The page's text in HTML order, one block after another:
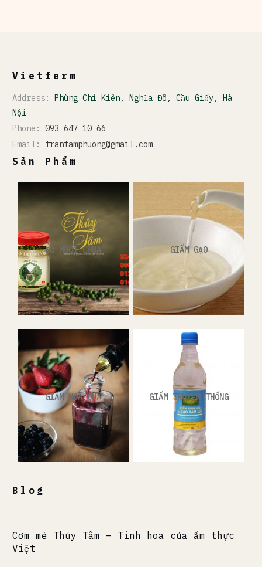
Vietferm
Address: Phùng Chí Kiên, Nghĩa Đô, Cầu Giấy, Hà
Nội
Phone: 093 647 10 66
Email: trantamphuong@gmail.com
Sản Phẩm
ĐỒ MUỐI CHUA GIẤM GẠO
GIẤM HOA QUẢ GIẤM TRUYỀN THỐNG
Blog
Cơm mẻ Thủy Tâm – Tinh hoa của ẩm thực
Việt